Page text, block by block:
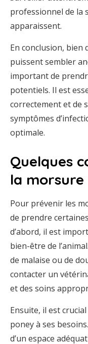
professionnel de la
apparaissent.
En conclusion, bien
puissent sembler
important de
potentiels. Il est
correctement et de
symptômes
optimale.
Quelques
la morsure
Pour prévenir les
de prendre
d’abord, il est
bien-être de
de malaise ou de
contacter un
et des soins
Ensuite, il est
poney à ses
d’un espace